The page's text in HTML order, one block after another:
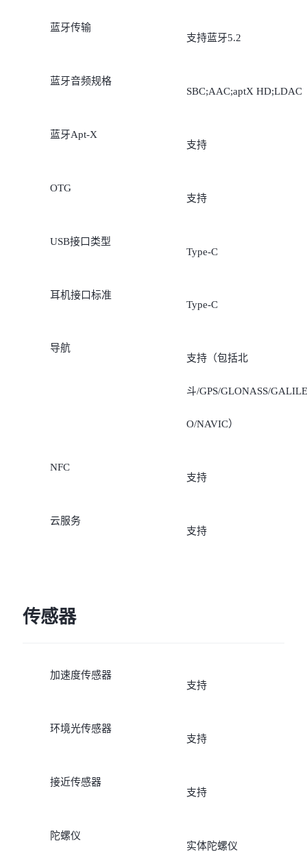
蓝牙传输
支持蓝牙5.2
蓝牙音频规格
SBC;AAC;aptX HD;LDAC
蓝牙Apt-X
支持
OTG
支持
USB接口类型
Type-C
耳机接口标准
Type-C
导航
支持（包括北
斗/GPS/GLONASS/GALILE
O/NAVIC）
NFC
支持
云服务
支持
传感器
加速度传感器
支持
环境光传感器
支持
接近传感器
支持
陀螺仪
实体陀螺仪